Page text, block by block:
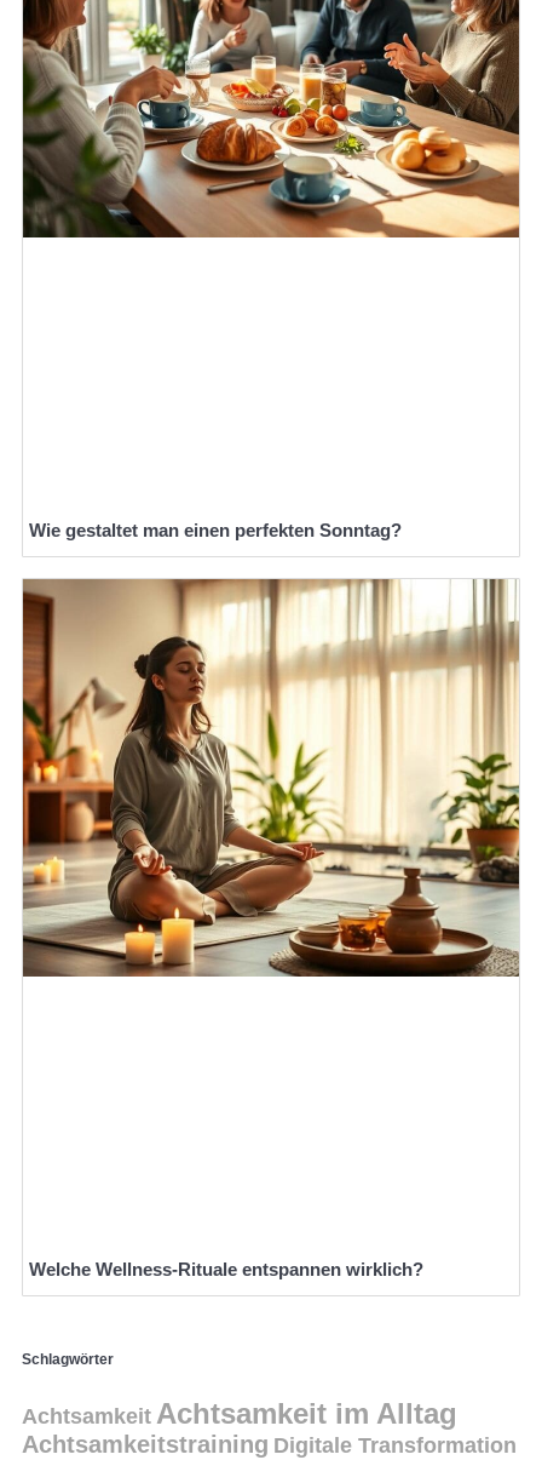
Wie gestaltet man einen perfekten Sonntag?
Welche Wellness-Rituale entspannen wirklich?
Schlagwörter
Achtsamkeit Achtsamkeit im Alltag
Achtsamkeitstraining Digitale Transformation